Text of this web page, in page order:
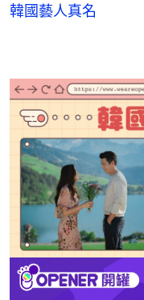
韓國藝人真名